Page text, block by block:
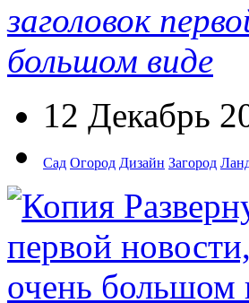
заголовок
большом виде
12 Декабрь
Сад Огород Дизайн Загород